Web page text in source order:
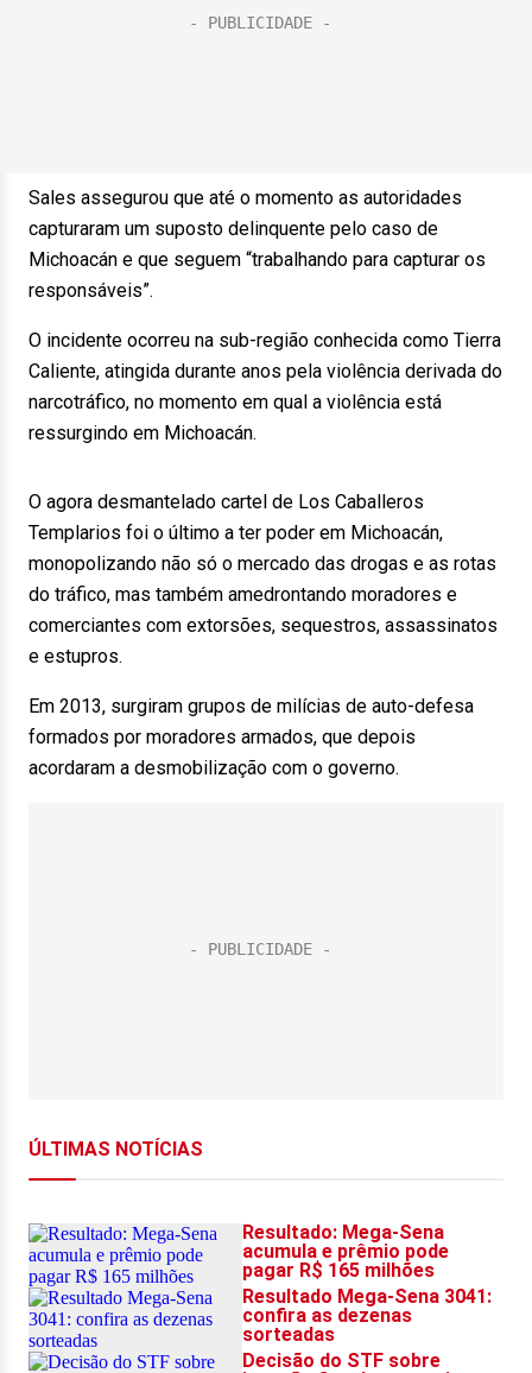
Sales assegurou que até o momento as autoridades
capturaram um suposto delinquente pelo caso de
Michoacán e que seguem “trabalhando para capturar os
responsáveis”.
O incidente ocorreu na sub-região conhecida como Tierra
Caliente, atingida durante anos pela violência derivada do
narcotráfico, no momento em qual a violência está
ressurgindo em Michoacán.
O agora desmantelado cartel de Los Caballeros
Templarios foi o último a ter poder em Michoacán,
monopolizando não só o mercado das drogas e as rotas
do tráfico, mas também amedrontando moradores e
comerciantes com extorsões, sequestros, assassinatos
e estupros.
Em 2013, surgiram grupos de milícias de auto-defesa
formados por moradores armados, que depois
acordaram a desmobilização com o governo.